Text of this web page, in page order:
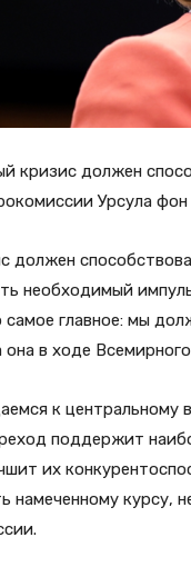
кризис должен
Урсула
должен
необходимый
самое главное: мы
в ходе
к
поддержит
их
намеченному курсу,